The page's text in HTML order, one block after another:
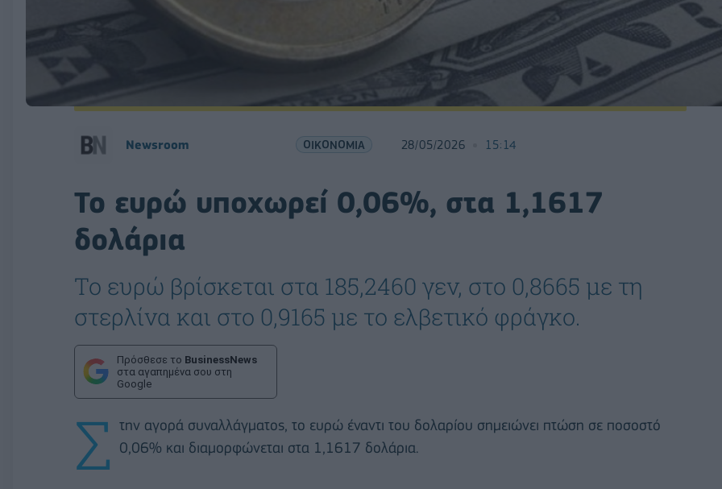
Νewsroom ΟΙΚΟΝΟΜΙΑ 28/05/2026 15:14
Το ευρώ υποχωρεί 0,06%, στα 1,1617
δολάρια
Το ευρώ βρίσκεται στα 185,2460 γεν, στο 0,8665 με τη
στερλίνα και στο 0,9165 με το ελβετικό φράγκο.
Πρόσθεσε το BusinessNews
στα αγαπημένα σου στη
Google
Σ την αγορά συναλλάγματος, το ευρώ έναντι του δολαρίου σημειώνει πτώση σε ποσοστό
0,06% και διαμορφώνεται στα 1,1617 δολάρια.